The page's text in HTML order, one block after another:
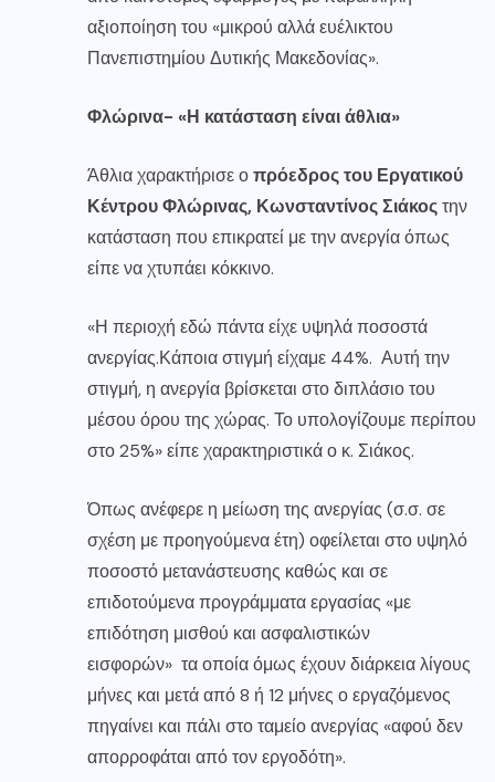
αξιοποίηση του «μικρού αλλά ευέλικτου
Πανεπιστημίου Δυτικής Μακεδονίας».
Φλώρινα- «Η κατάσταση είναι άθλια»
Άθλια χαρακτήρισε οπρόεδρος του Εργατικού
Κέντρου Φλώρινας, Κωνσταντίνος Σιάκοςτην
κατάσταση που επικρατεί με την ανεργία όπως
είπε να χτυπάει κόκκινο.
«Η περιοχή εδώ πάντα είχε υψηλά ποσοστά
ανεργίας.Κάποια στιγμή είχαμε 44%. Αυτή την
στιγμή, η ανεργία βρίσκεται στο διπλάσιο του
μέσου όρου της χώρας. Το υπολογίζουμε περίπου
στο 25%» είπε χαρακτηριστικά ο κ. Σιάκος.
Όπως ανέφερε η μείωση της ανεργίας (σ.σ. σε
σχέση με προηγούμενα έτη) οφείλεται στο υψηλό
ποσοστό μετανάστευσης καθώς και σε
επιδοτούμενα προγράμματα εργασίας «με
επιδότηση μισθού και ασφαλιστικών
εισφορών» τα οποία όμως έχουν διάρκεια λίγους
μήνες και μετά από 8 ή 12 μήνες ο εργαζόμενος
πηγαίνει και πάλι στο ταμείο ανεργίας «αφού δεν
απορροφάται από τον εργοδότη».